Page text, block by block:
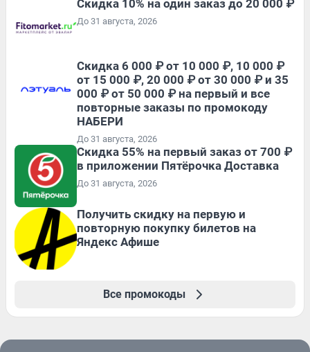
Скидка 10% на один заказ до 20 000 ₽
До 31 августа, 2026
Скидка 6 000 ₽ от 10 000 ₽, 10 000 ₽
от 15 000 ₽, 20 000 ₽ от 30 000 ₽ и 35
000 ₽ от 50 000 ₽ на первый и все
повторные заказы по промокоду
НАБЕРИ
До 31 августа, 2026
Скидка 55% на первый заказ от 700 ₽
в приложении Пятёрочка Доставка
До 31 августа, 2026
Получить скидку на первую и
повторную покупку билетов на
Яндекс Афише
Все промокоды